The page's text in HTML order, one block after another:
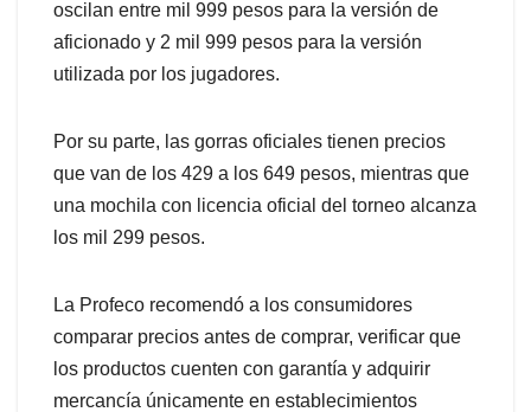
oscilan entre mil 999 pesos para la versión de
aficionado y 2 mil 999 pesos para la versión
utilizada por los jugadores.
Por su parte, las gorras oficiales tienen precios
que van de los 429 a los 649 pesos, mientras que
una mochila con licencia oficial del torneo alcanza
los mil 299 pesos.
La Profeco recomendó a los consumidores
comparar precios antes de comprar, verificar que
los productos cuenten con garantía y adquirir
mercancía únicamente en establecimientos